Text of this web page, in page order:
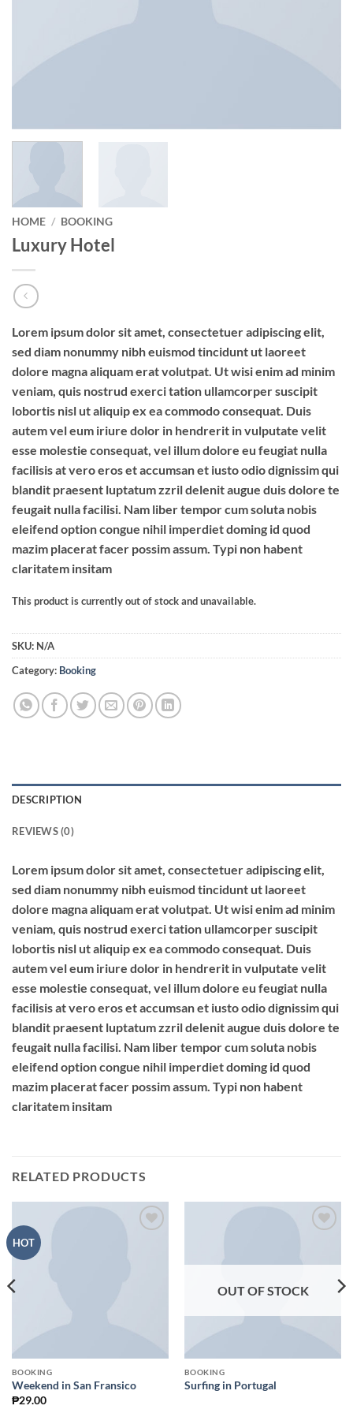
HOME / BOOKING
Luxury Hotel
Lorem ipsum dolor sit amet, consectetuer adipiscing elit,
sed diam nonummy nibh euismod tincidunt ut laoreet
dolore magna aliquam erat volutpat. Ut wisi enim ad minim
veniam, quis nostrud exerci tation ullamcorper suscipit
lobortis nisl ut aliquip ex ea commodo consequat. Duis
autem vel eum iriure dolor in hendrerit in vulputate velit
esse molestie consequat, vel illum dolore eu feugiat nulla
facilisis at vero eros et accumsan et iusto odio dignissim qui
blandit praesent luptatum zzril delenit augue duis dolore te
feugait nulla facilisi. Nam liber tempor cum soluta nobis
eleifend option congue nihil imperdiet doming id quod
mazim placerat facer possim assum. Typi non habent
claritatem insitam
This product is currently out of stock and unavailable.
SKU: N/A
Category: Booking
DESCRIPTION
REVIEWS (0)
Lorem ipsum dolor sit amet, consectetuer adipiscing elit,
sed diam nonummy nibh euismod tincidunt ut laoreet
dolore magna aliquam erat volutpat. Ut wisi enim ad minim
veniam, quis nostrud exerci tation ullamcorper suscipit
lobortis nisl ut aliquip ex ea commodo consequat. Duis
autem vel eum iriure dolor in hendrerit in vulputate velit
esse molestie consequat, vel illum dolore eu feugiat nulla
facilisis at vero eros et accumsan et iusto odio dignissim qui
blandit praesent luptatum zzril delenit augue duis dolore te
feugait nulla facilisi. Nam liber tempor cum soluta nobis
eleifend option congue nihil imperdiet doming id quod
mazim placerat facer possim assum. Typi non habent
claritatem insitam
RELATED PRODUCTS
HOT
BOOKING
Weekend in San Fransico
₱29.00
OUT OF STOCK
BOOKING
Surfing in Portugal